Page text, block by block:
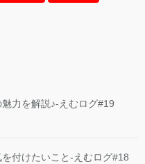
力を解説♪-えむログ#19
を付けたいこと-えむログ#18